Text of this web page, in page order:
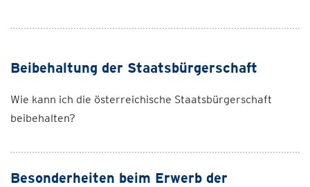
Beibehaltung der Staatsbürgerschaft
Wie kann ich die österreichische Staatsbürgerschaft
beibehalten?
Besonderheiten beim Erwerb der